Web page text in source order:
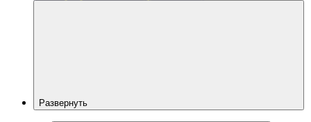
Развернуть